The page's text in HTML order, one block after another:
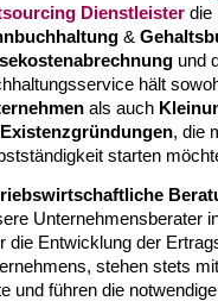
Dienstleister die
&
und
hält
als auch
Existenzgründungen, die
starten
Unternehmensberater
die Entwicklung der
stehen stets
und führen die